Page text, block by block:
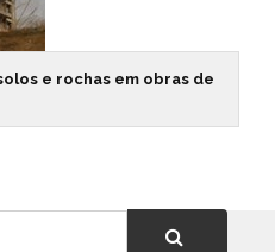
e rochas em obras de